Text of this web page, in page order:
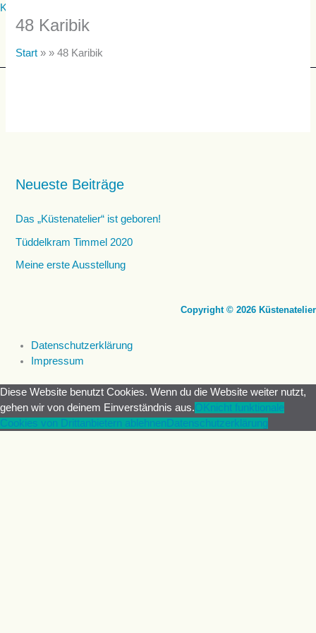
Zum
Inhalt
Küstenatelier
48 Karibik
Start » »48 Karibik
Neueste Beiträge
Das „Küstenatelier“ ist geboren!
Tüddelkram Timmel 2020
Meine erste Ausstellung
Copyright © 2026 Küstenatelier
Datenschutzerklärung
Impressum
Diese Website benutzt Cookies. Wenn du die Website weiter nutzt,
gehen wir von deinem Einverständnis aus.OKnicht funktionale
Cookies von Drittanbietern ablehnenDatenschutzerklärung